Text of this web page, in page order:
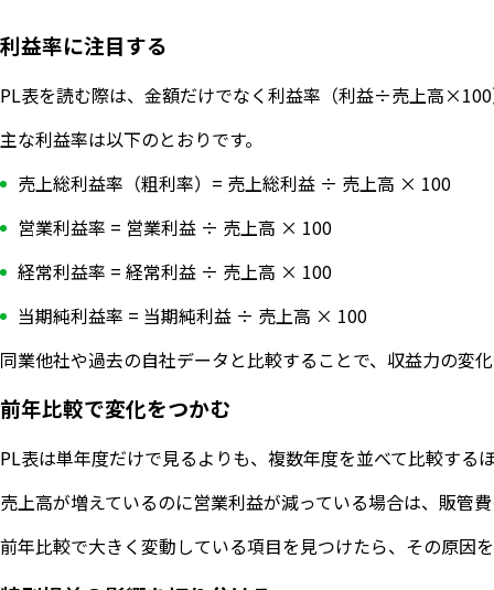
利益率に注目する
PL表を読む際は、金額だけでなく利益率（利益÷売上高
主な利益率は以下のとおりです。
売上総利益率（粗利率）= 売上総利益 ÷ 売上高 × 100
営業利益率 = 営業利益 ÷ 売上高 × 100
経常利益率 = 経常利益 ÷ 売上高 × 100
当期純利益率 = 当期純利益 ÷ 売上高 × 100
同業他社や過去の自社データと比較することで、収益力の変
前年比較で変化をつかむ
PL表は単年度だけで見るよりも、複数年度を並べて比較する
売上高が増えているのに営業利益が減っている場合は、販管
前年比較で大きく変動している項目を見つけたら、その原因